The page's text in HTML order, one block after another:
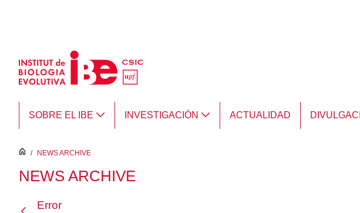
SOBRE EL IBE INVESTIGACIÓN ACTUALIDAD
inici
/ NEWS ARCHIVE
NEWS ARCHIVE
Error